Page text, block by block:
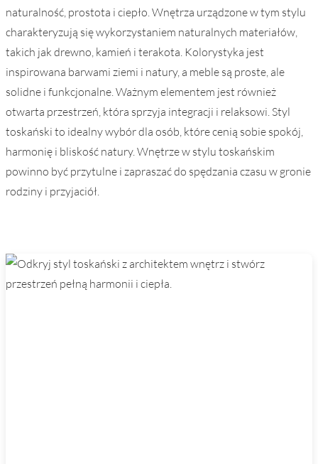
naturalność, prostota i ciepło. Wnętrza urządzone w tym stylu
charakteryzują się wykorzystaniem naturalnych materiałów,
takich jak drewno, kamień i terakota. Kolorystyka jest
inspirowana barwami ziemi i natury, a meble są proste, ale
solidne i funkcjonalne. Ważnym elementem jest również
otwarta przestrzeń, która sprzyja integracji i relaksowi. Styl
toskański to idealny wybór dla osób, które cenią sobie spokój,
harmonię i bliskość natury. Wnętrze w stylu toskańskim
powinno być przytulne i zapraszać do spędzania czasu w gronie
rodziny i przyjaciół.